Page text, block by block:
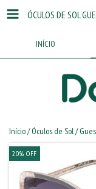
ÓCULOS DE SOL
INÍCIO
Início/ Óculos de Sol/
20% OFF